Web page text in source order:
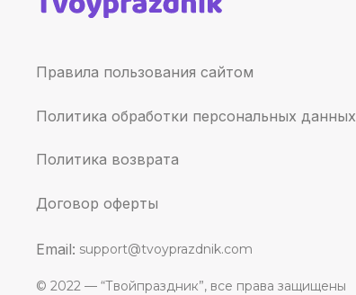
Правила пользования сайтом
Политика обработки персональных данных
Политика возврата
Договор оферты
Email: support@tvoyprazdnik.com
© 2022 — “Твойпраздник”, все права защищены